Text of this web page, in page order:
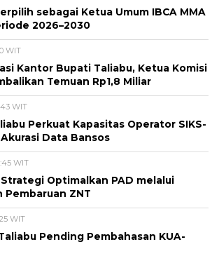
sebagai Ketua Umum IBCA MMA
2026–2030
WIT
Kantor Bupati Taliabu, Ketua Komisi
Temuan Rp1,8 Miliar
WIT
Perkuat Kapasitas Operator SIKS-
Data Bansos
WIT
Strategi Optimalkan PAD melalui
Pembaruan ZNT
WIT
Pending Pembahasan KUA-